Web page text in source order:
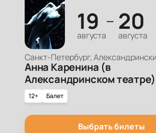
19
августа
— 20
августа
Анна Каренина (в
Александринском театре)
12+ Балет
Выбрать билеты